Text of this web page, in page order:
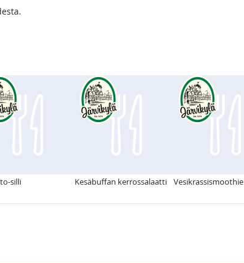
silli Kesäbuffan kerrossalaatti Vesikrassismoothie